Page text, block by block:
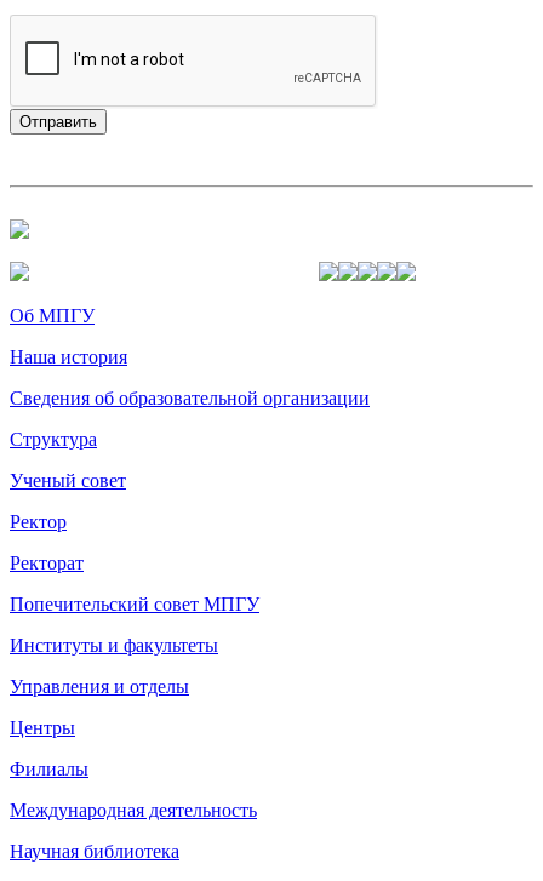
Об МПГУ
Наша история
Сведения об образовательной организации
Структура
Ученый совет
Ректор
Ректорат
Попечительский совет МПГУ
Институты и факультеты
Управления и отделы
Центры
Филиалы
Международная деятельность
Научная библиотека